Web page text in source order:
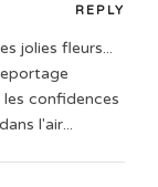
REPLY
jolies fleurs...
confidences
l'air...